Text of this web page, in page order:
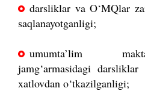
darsliklar va O‘MQlar
saqlanayotganligi;
umumta’lim
jamg‘armasidagi
xatlovdan o‘tkazilganligi;